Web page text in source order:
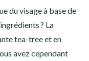
du visage à base de
? La
tea-tree et en
avez cependant